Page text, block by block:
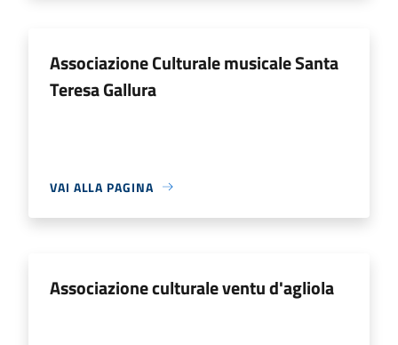
Associazione Culturale musicale Santa
Teresa Gallura
VAI ALLA PAGINA
Associazione culturale ventu d'agliola